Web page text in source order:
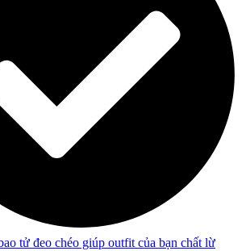
tử đeo chéo giúp outfit của bạn chất lừ